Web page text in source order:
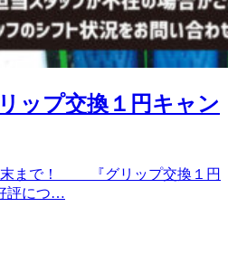
ップ交換１円キャン
末まで！ 『グリップ交換１円
評につ…